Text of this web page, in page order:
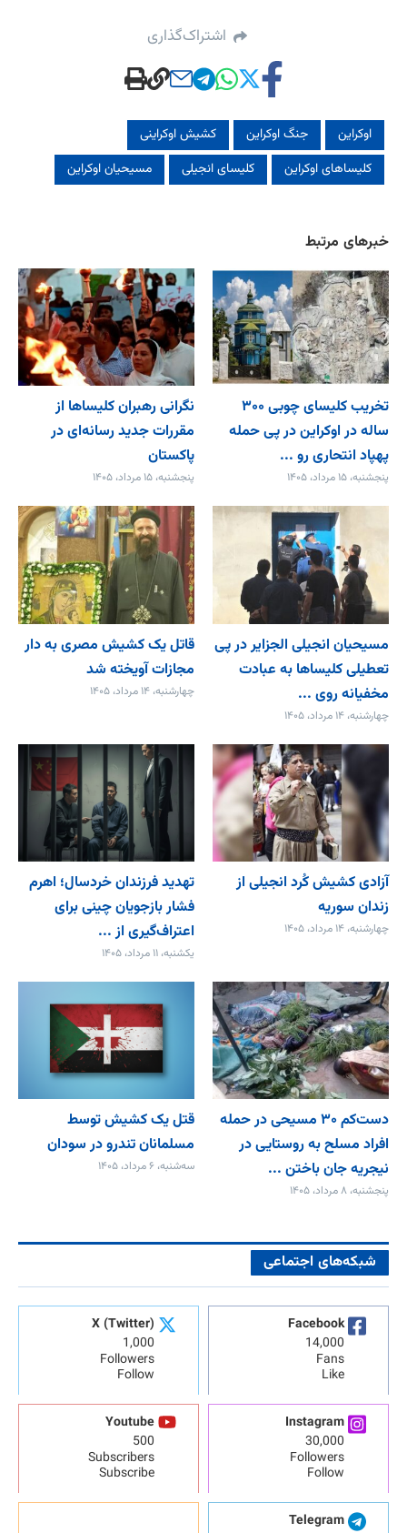
اشتراک‌گذاری
اوکراین جنگ اوکراین
کشیش اوکراینی
کلیساهای اوکراین
کلیسای انجیلی مسیحیان اوکراین
خبرهای مرتبط
تخریب کلیسای چوبی ۳۰۰
ساله در اوکراین در پی حمله
پهپاد انتحاری رو ...
پنجشنبه، ۱۵ مرداد، ۱۴۰۵
نگرانی رهبران کلیساها از
مقررات جدید رسانه‌ای در
پاکستان
پنجشنبه، ۱۵ مرداد، ۱۴۰۵
مسیحیان انجیلی الجزایر در پی
تعطیلی کلیساها به عبادت
مخفیانه روی ...
چهارشنبه، ۱۴ مرداد، ۱۴۰۵
قاتل یک کشیش مصری به دار
مجازات آویخته شد
چهارشنبه، ۱۴ مرداد، ۱۴۰۵
آزادی کشیش کُرد انجیلی از
زندان سوریه
چهارشنبه، ۱۴ مرداد، ۱۴۰۵
تهدید فرزندان خردسال؛ اهرم
فشار بازجویان چینی برای
اعتراف‌گیری از ...
یکشنبه، ۱۱ مرداد، ۱۴۰۵
دست‌کم ۳۰ مسیحی در حمله
افراد مسلح به روستایی در
نیجریه جان باختن ...
پنجشنبه، ۸ مرداد، ۱۴۰۵
قتل یک کشیش توسط
مسلمانان تندرو در سودان
سه‌شنبه، ۶ مرداد، ۱۴۰۵
شبکه‌های اجتماعی
Facebook
14,000
Fans
Like
X (Twitter)
1,000
Followers
Follow
Instagram
30,000
Followers
Follow
Youtube
500
Subscribers
Subscribe
Telegram